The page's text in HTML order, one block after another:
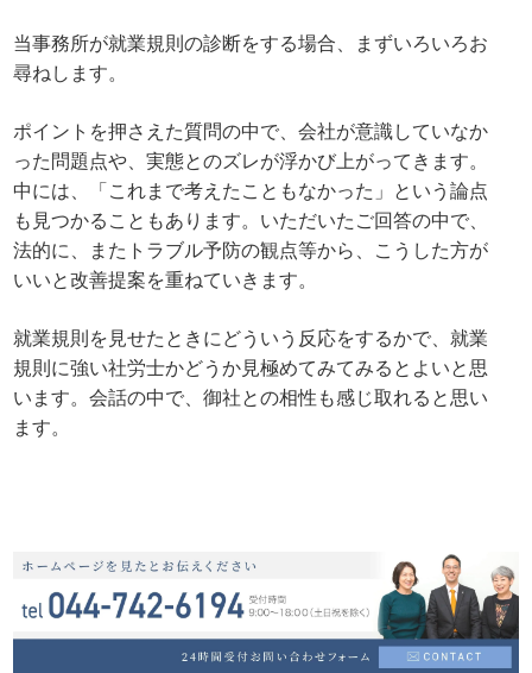
当事務所が就業規則の診断をする場合、まずいろいろお
尋ねします。
ポイントを押さえた質問の中で、会社が意識していなか
った問題点や、実態とのズレが浮かび上がってきます。
中には、「これまで考えたこともなかった」という論点
も見つかることもあります。いただいたご回答の中で、
法的に、またトラブル予防の観点等から、こうした方が
いいと改善提案を重ねていきます。
就業規則を見せたときにどういう反応をするかで、就業
規則に強い社労士かどうか見極めてみてみるとよいと思
います。会話の中で、御社との相性も感じ取れると思い
ます。